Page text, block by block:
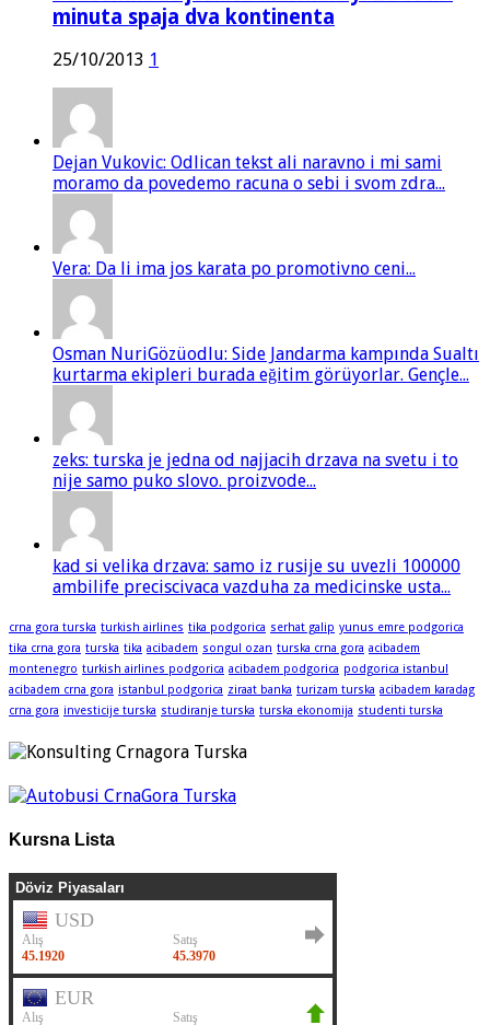
minuta spaja dva kontinenta
25/10/2013 1
Dejan Vukovic: Odlican tekst ali naravno i mi sami
moramo da povedemo racuna o sebi i svom zdra...
Vera: Da li ima jos karata po promotivno ceni...
Osman NuriGözüodlu: Side Jandarma kampında Sualtı
kurtarma ekipleri burada eğitim görüyorlar. Gençle...
zeks: turska je jedna od najjacih drzava na svetu i to
nije samo puko slovo. proizvode...
kad si velika drzava: samo iz rusije su uvezli 100000
ambilife preciscivaca vazduha za medicinske usta...
crna gora turska turkish airlines tika podgorica serhat galip yunus emre podgorica
tika crna gora turska tika acibadem songul ozan turska crna gora acibadem
montenegro turkish airlines podgorica acibadem podgorica podgorica istanbul
acibadem crna gora istanbul podgorica ziraat banka turizam turska acibadem karadag
crna gora investicije turska studiranje turska turska ekonomija studenti turska
Kursna Lista